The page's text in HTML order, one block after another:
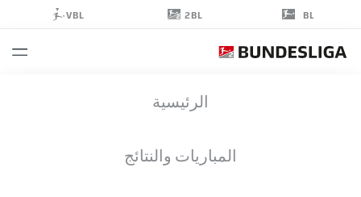
BL
2BL
VBL
الرئيسية
المباريات والنتائج